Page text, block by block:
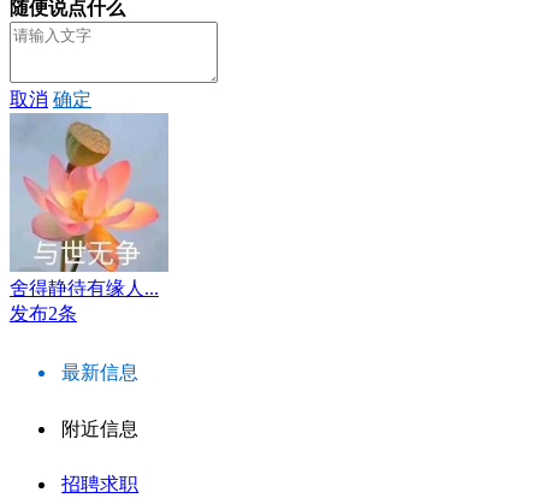
随便说点什么
取消 确定
舍得静待有缘人...
发布2条
最新信息
附近信息
招聘求职